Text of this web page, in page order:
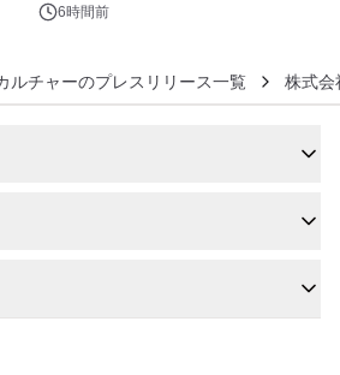
アートギャラリー
6時間前
ルチャーのプレスリリース一覧 株式会